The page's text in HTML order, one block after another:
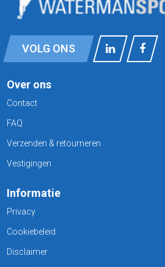
VOLG ONS
Over ons
Contact
FAQ
Verzenden & retourneren
Vestigingen
Informatie
Privacy
Cookiebeleid
Disclaimer